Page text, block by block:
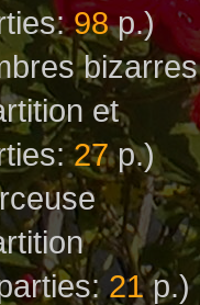
98p.)
et
27p.)
21p.)